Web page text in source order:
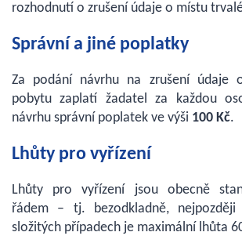
rozhodnutí o zrušení údaje o místu
Správní a jiné poplatky
Za podání návrhu na zrušení údaje
pobytu zaplatí žadatel za každou
návrhu správní poplatek ve výši 100 Kč.
Lhůty pro vyřízení
Lhůty pro vyřízení jsou obecně
řádem – tj. bezodkladně,
složitých případech je maximální lhůta